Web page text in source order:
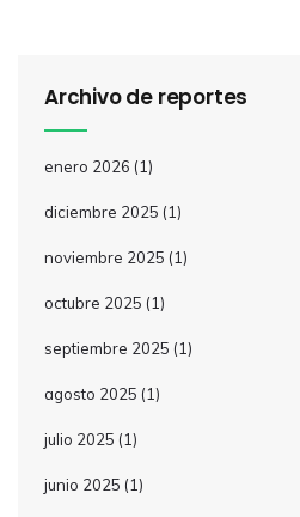
Archivo de reportes
enero 2026 (1)
diciembre 2025 (1)
noviembre 2025 (1)
octubre 2025 (1)
septiembre 2025 (1)
agosto 2025 (1)
julio 2025 (1)
junio 2025 (1)